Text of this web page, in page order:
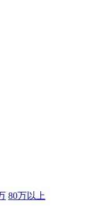
80万以上